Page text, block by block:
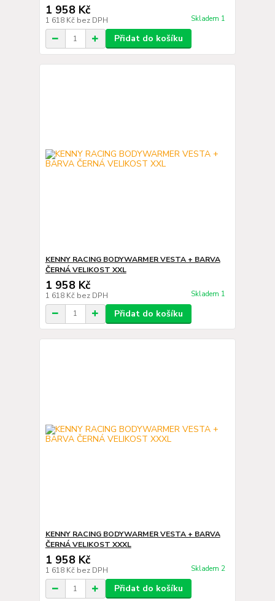
1 958 Kč
1 618 Kč bez DPH Skladem 1
Přidat do košíku
KENNY RACING BODYWARMER VESTA + BARVA
ČERNÁ VELIKOST XXL
1 958 Kč
1 618 Kč bez DPH Skladem 1
Přidat do košíku
KENNY RACING BODYWARMER VESTA + BARVA
ČERNÁ VELIKOST XXXL
1 958 Kč
1 618 Kč bez DPH Skladem 2
Přidat do košíku